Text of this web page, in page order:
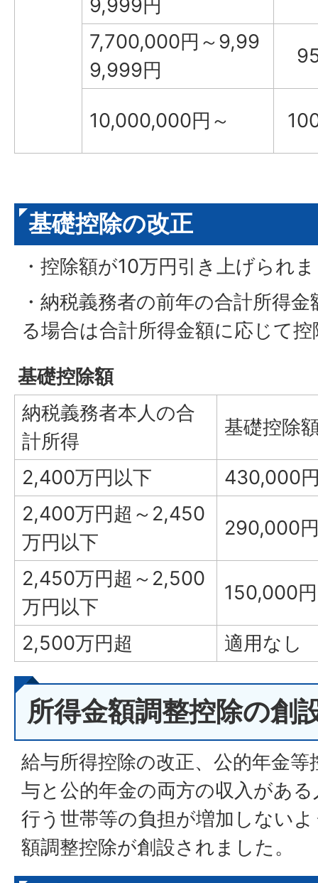
9,999円
7,700,000円～9,99
9,999円
10,000,000円～
基礎控除の改正
・控除額が10万円引き上げられ
・納税義務者の前年の合計所得
る場合は合計所得金額に応じて
基礎控除額
納税義務者本人の合
計所得
基礎控除
2,400万円以下
430,000
2,400万円超～2,450
万円以下
290,000
2,450万円超～2,500
万円以下
150,000円
2,500万円超 適用なし
所得金額調整控除の創
給与所得控除の改正、公的年金
与と公的年金の両方の収入があ
行う世帯等の負担が増加しない
額調整控除が創設されました。